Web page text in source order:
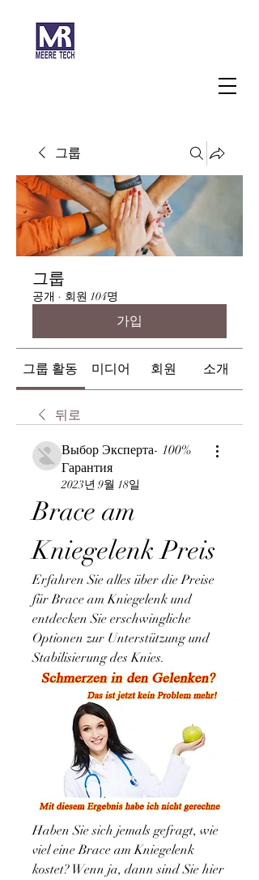
그룹
그룹
공개 · 회원 104명
가입
그룹 활동 미디어 회원 소개
뒤로
Выбор Эксперта- 100%
Гарантия
2023년 9월 18일
Brace am
Kniegelenk Preis
Erfahren Sie alles über die Preise
für Brace am Kniegelenk und
entdecken Sie erschwingliche
Optionen zur Unterstützung und
Stabilisierung des Knies.
Haben Sie sich jemals gefragt, wie
viel eine Brace am Kniegelenk
kostet? Wenn ja, dann sind Sie hier